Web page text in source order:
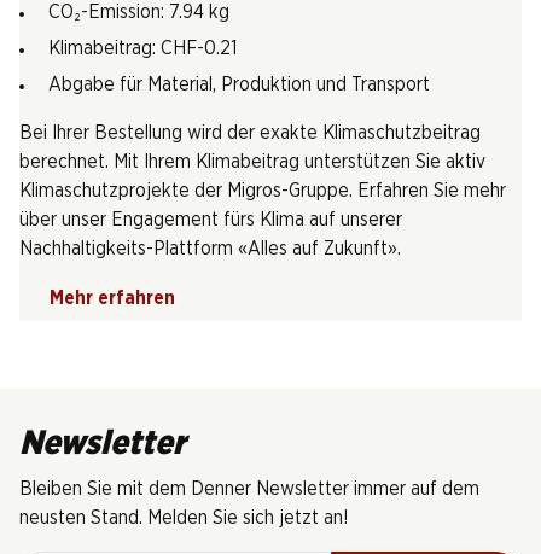
CO₂-Emission: 7.94 kg
Klimabeitrag: CHF-0.21
Abgabe für Material, Produktion und Transport
Bei Ihrer Bestellung wird der exakte Klimaschutzbeitrag
berechnet. Mit Ihrem Klimabeitrag unterstützen Sie aktiv
Klimaschutzprojekte der Migros-Gruppe. Erfahren Sie mehr
über unser Engagement fürs Klima auf unserer
Nachhaltigkeits-Plattform «Alles auf Zukunft».
Mehr erfahren
Newsletter
Bleiben Sie mit dem Denner Newsletter immer auf dem
neusten Stand. Melden Sie sich jetzt an!